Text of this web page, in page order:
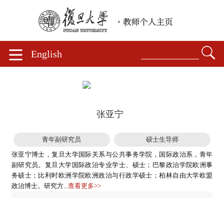
English
张亚宁
青年副研究员
硕士生导师
张亚宁博士，复旦大学国际关系与公共事务学院，国际政治系，青年
副研究员。复旦大学国际政治专业学士、硕士；巴黎政治学院欧洲事
务硕士；比利时欧洲学院欧洲政治与行政学硕士；柏林自由大学欧盟
政治博士。研究方... 查看更多>>